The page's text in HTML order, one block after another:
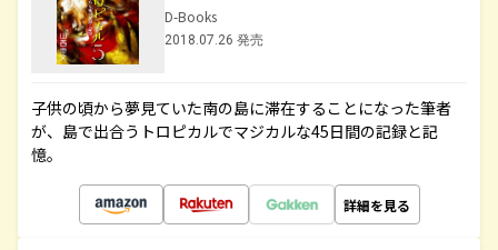
D-Books
2018.07.26 発売
子供の頃から夢見ていた南の島に滞在することになった筆者
が、島で出合うトロピカルでマジカルな45日間の記録と記
憶。
詳細を見る